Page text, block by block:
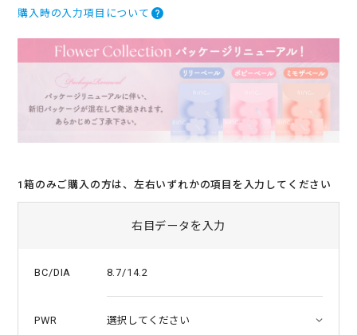
t
r
r
a
t
i
n
g
購入時の入力項目について
1箱のみご購入の方は、左右いずれかの項目を入力してください
右目データを入力
BC/DIA 8.7/14.2
PWR